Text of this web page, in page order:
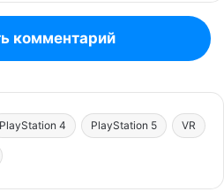
комментарий
PlayStation 4 PlayStation 5 VR